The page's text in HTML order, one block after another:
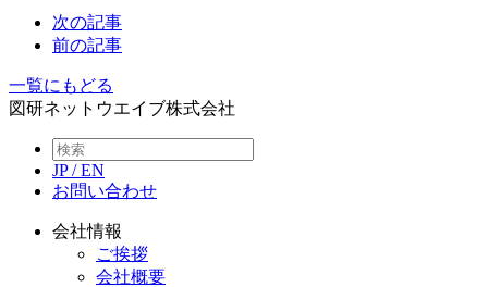
次の記事
前の記事
一覧にもどる
図研ネットウエイブ株式会社
JP/EN
お問い合わせ
会社情報
ご挨拶
会社概要